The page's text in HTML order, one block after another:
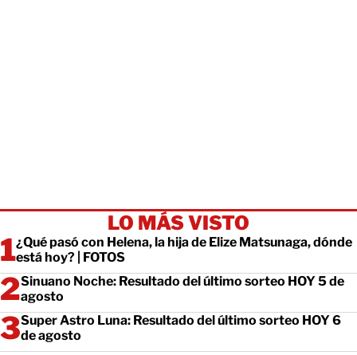
LO MÁS VISTO
¿Qué pasó con Helena, la hija de Elize Matsunaga, dónde
está hoy? | FOTOS
Sinuano Noche: Resultado del último sorteo HOY 5 de
agosto
Super Astro Luna: Resultado del último sorteo HOY 6
de agosto